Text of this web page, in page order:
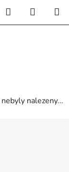
Hledat
KOŠÍK
nebyly nalezeny...